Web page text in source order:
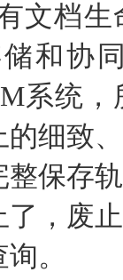
文档
和协
系统
细致
保存
，废
。